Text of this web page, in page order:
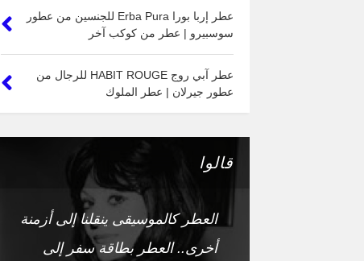
عطر إربا بورا Erba Pura للجنسين من عطور
سوسبيرو | عطر من كوكب آخر
عطر آبي روج HABIT ROUGE للرجال من
عطور جيرلان | عطر الملوك
قالوا
العطر كالموسيقى ينقلنا إلى أزمنة
أخرى.. العطر بطاقة سفر إلى